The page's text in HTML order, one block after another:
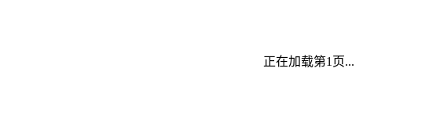
正在加载第1页...